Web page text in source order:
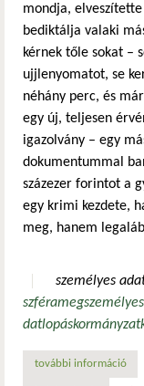
mondja,
bediktálja valaki
kérnek tőle sokat –
ujjlenyomatot, se
néhány perc, és
egy új, teljesen
igazolvány – egy
dokumentummal
százezer forintot a
egy krimi kezdete,
meg, hanem
személyes
szféra
datlopáskormányzat
további információ